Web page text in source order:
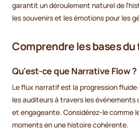
garantit un déroulement naturel de
les souvenirs et les émotions pour les
Comprendre les bases
Qu'est-ce que Narrative Flow ?
Le flux narratif est la progression
les auditeurs à travers les événements
et engageante. Considérez-le comme
moments en une histoire cohérente.